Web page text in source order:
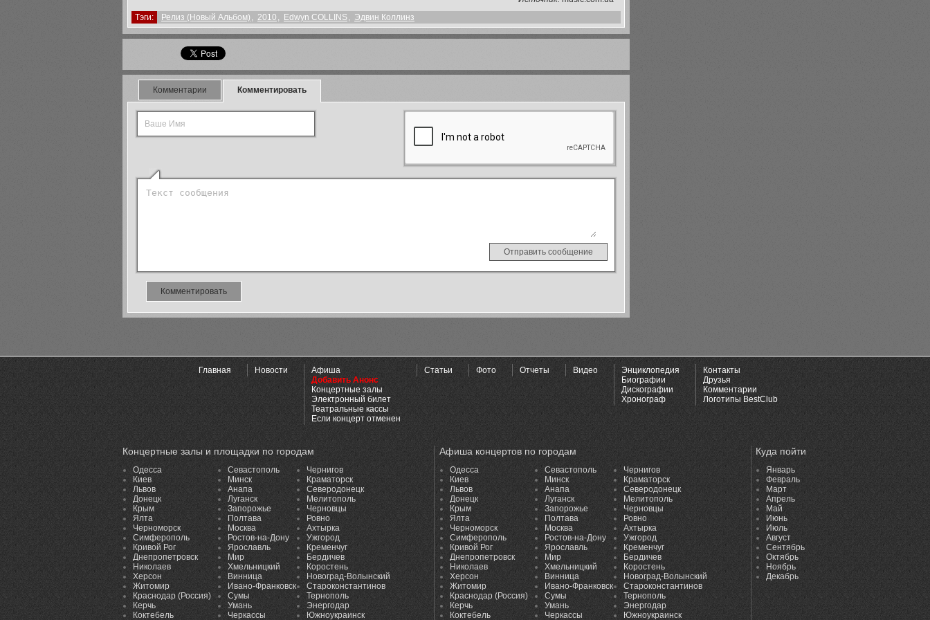
Тэги:
Релиз (Новый Альбом) , 2010 , Edwyn COLLINS, Эдвин Коллинз
Комментарии Комментировать
Комментировать
Главная Новости
Афиша
Добавить Анонс
Концертные залы
Электронный билет
Театральные кассы
Если концерт отменен
Статьи Фото Отчеты Видео
Энциклопедия
Биографии
Дискографии
Хронограф
Контакты
Друзья
Комментарии
Логотипы BestClub
Концертные залы и площадки по городам
Одесса
Киев
Львов
Донецк
Крым
Ялта
Черноморск
Симферополь
Кривой Рог
Днепропетровск
Николаев
Херсон
Житомир
Краснодар (Россия)
Керчь
Коктебель
Севастополь
Минск
Анапа
Луганск
Запорожье
Полтава
Москва
Ростов-на-Дону
Ярославль
Мир
Хмельницкий
Винница
Ивано-Франковск
Сумы
Умань
Черкассы
Чернигов
Краматорск
Северодонецк
Мелитополь
Черновцы
Ровно
Ахтырка
Ужгород
Кременчуг
Бердичев
Коростень
Новоград-Волынский
Староконстантинов
Тернополь
Энергодар
Южноукраинск
Афиша концертов по городам
Одесса
Киев
Львов
Донецк
Крым
Ялта
Черноморск
Симферополь
Кривой Рог
Днепропетровск
Николаев
Херсон
Житомир
Краснодар (Россия)
Керчь
Коктебель
Севастополь
Минск
Анапа
Луганск
Запорожье
Полтава
Москва
Ростов-на-Дону
Ярославль
Мир
Хмельницкий
Винница
Ивано-Франковск
Сумы
Умань
Черкассы
Чернигов
Краматорск
Северодонецк
Мелитополь
Черновцы
Ровно
Ахтырка
Ужгород
Кременчуг
Бердичев
Коростень
Новоград-Волынский
Староконстантинов
Тернополь
Энергодар
Южноукраинск
Куда пойти
Январь
Февраль
Март
Апрель
Май
Июнь
Июль
Август
Сентябрь
Октябрь
Ноябрь
Декабрь